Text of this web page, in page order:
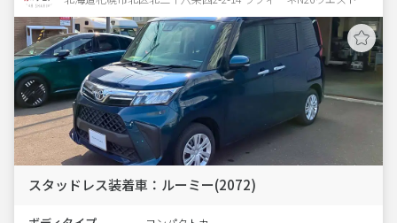
スタッドレス装着車：ルーミー(2072)